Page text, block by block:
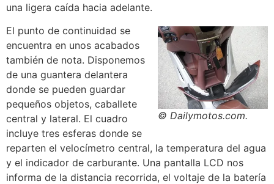
una ligera caída hacia adelante.
© Dailymotos.com.
El punto de continuidad se
encuentra en unos acabados
también de nota. Disponemos
de una guantera delantera
donde se pueden guardar
pequeños objetos, caballete
central y lateral. El cuadro
incluye tres esferas donde se
reparten el velocímetro central, la temperatura del agua
y el indicador de carburante. Una pantalla LCD nos
informa de la distancia recorrida, el voltaje de la batería